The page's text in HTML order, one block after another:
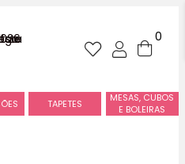
0
TAPETES
MESAS, CUBOS
E BOLEIRAS